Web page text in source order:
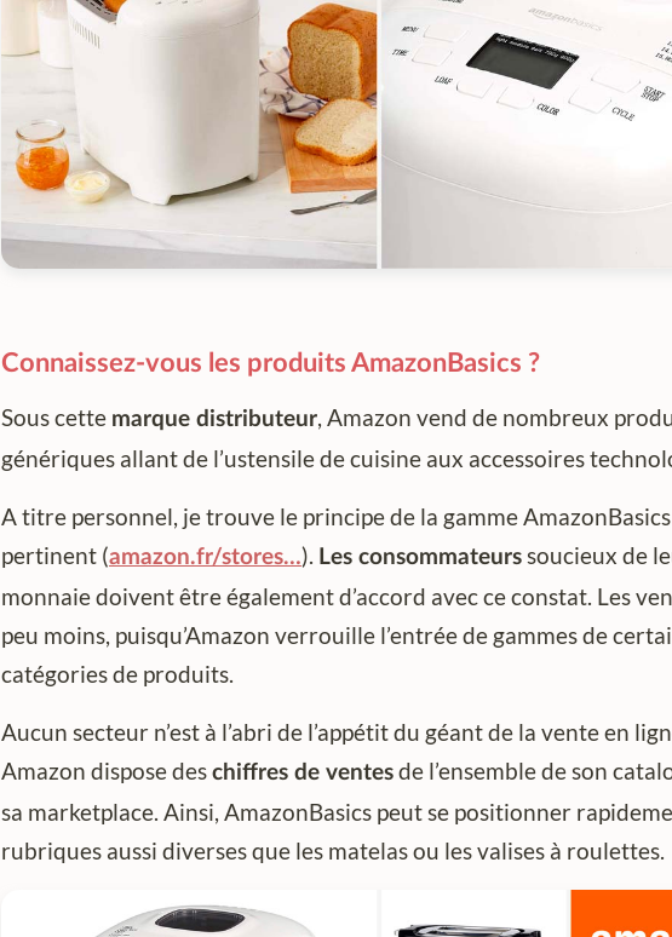
Connaissez-vous les produits AmazonBasics ?
Sous cette marque distributeur, Amazon vend de nombreux
génériques allant de l’ustensile de cuisine aux accessoires
A titre personnel, je trouve le principe de la gamme
pertinent (amazon.fr/stores…). Les consommateurs soucieux de
monnaie doivent être également d’accord avec ce constat. Les
peu moins, puisqu’Amazon verrouille l’entrée de gammes de
catégories de produits.
Aucun secteur n’est à l’abri de l’appétit du géant de la vente en
Amazon dispose des chiffres de ventes de l’ensemble de son
sa marketplace. Ainsi, AmazonBasics peut se positionner
rubriques aussi diverses que les matelas ou les valises à roulettes.